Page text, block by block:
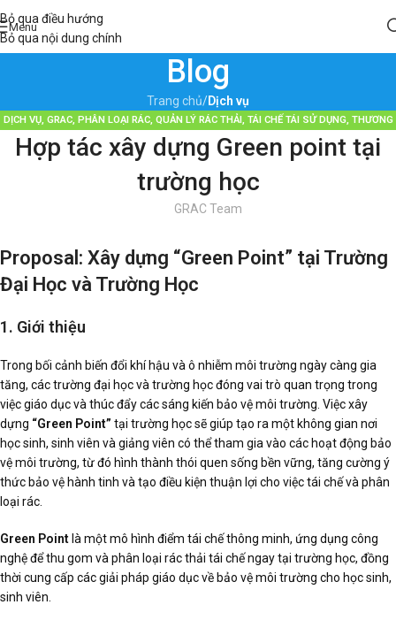
Bỏ qua điều hướng
Bỏ qua nội dung chính
Menu
Blog
Trang chủ/Dịch vụ
DỊCH VỤ, GRAC, PHÂN LOẠI RÁC, QUẢN LÝ RÁC THẢI, TÁI CHẾ TÁI SỬ DỤNG, THƯƠNG
HIỆU BỀN VỮNG
Hợp tác xây dựng Green point tại
trường học
GRAC Team
Proposal: Xây dựng “Green Point” tại Trường
Đại Học và Trường Học
1. Giới thiệu
Trong bối cảnh biến đổi khí hậu và ô nhiễm môi trường ngày càng gia
tăng, các trường đại học và trường học đóng vai trò quan trọng trong
việc giáo dục và thúc đẩy các sáng kiến bảo vệ môi trường. Việc xây
dựng “Green Point” tại trường học sẽ giúp tạo ra một không gian nơi
học sinh, sinh viên và giảng viên có thể tham gia vào các hoạt động bảo
vệ môi trường, từ đó hình thành thói quen sống bền vững, tăng cường ý
thức bảo vệ hành tinh và tạo điều kiện thuận lợi cho việc tái chế và phân
loại rác.
Green Point là một mô hình điểm tái chế thông minh, ứng dụng công
nghệ để thu gom và phân loại rác thải tái chế ngay tại trường học, đồng
thời cung cấp các giải pháp giáo dục về bảo vệ môi trường cho học sinh,
sinh viên.